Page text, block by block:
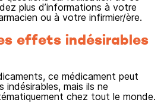
plus d’informations à votre
ou à votre infirmier/ère.
effets indésirables
ce médicament peut
mais ils ne
chez tout le monde.